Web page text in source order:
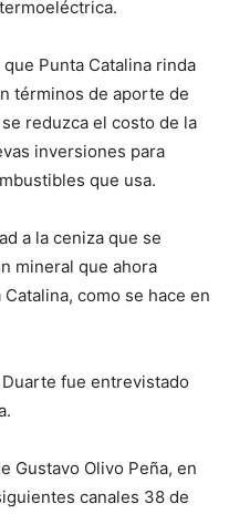
Punta Catalina rinda
términos de aporte de
reduzca el costo de la
inversiones para
que usa.
a la ceniza que se
mineral que ahora
como se hace en
fue entrevistado
Gustavo Olivo Peña, en
canales 38 de